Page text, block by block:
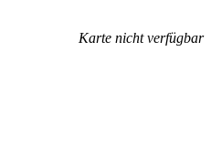
Karte nicht verfügbar